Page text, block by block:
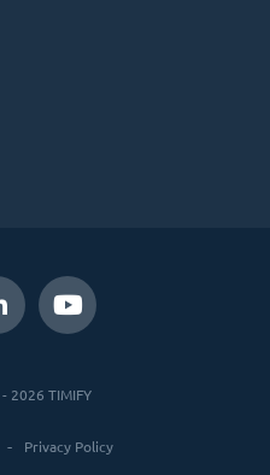
2026 TIMIFY
Privacy Policy